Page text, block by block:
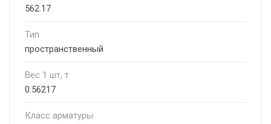
562.17
Тип
пространственный
Вес 1 шт, т
0.56217
Класс арматуры